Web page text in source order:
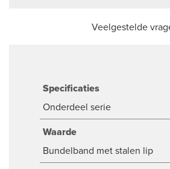
Veelgestelde
Specificaties
Onderdeel serie
Waarde
Bundelband met stalen lip